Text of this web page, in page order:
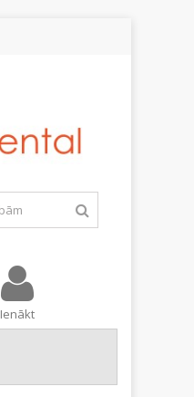
Ienākt